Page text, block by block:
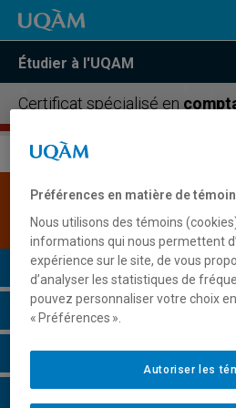
Étudier à l'UQAM
Certificat spécialisé en
Une version plus récente
disponible.Cliquez ici
Présentation du programme
Conditions d'admission
Cours à suivre et horaires
Préférences en matière de
Nous utilisons des témoins
informations qui nous permettent
expérience sur le site, de vous
d’analyser les statistiques de
pouvez personnaliser votre choix
« Préférences ».
Autoriser les